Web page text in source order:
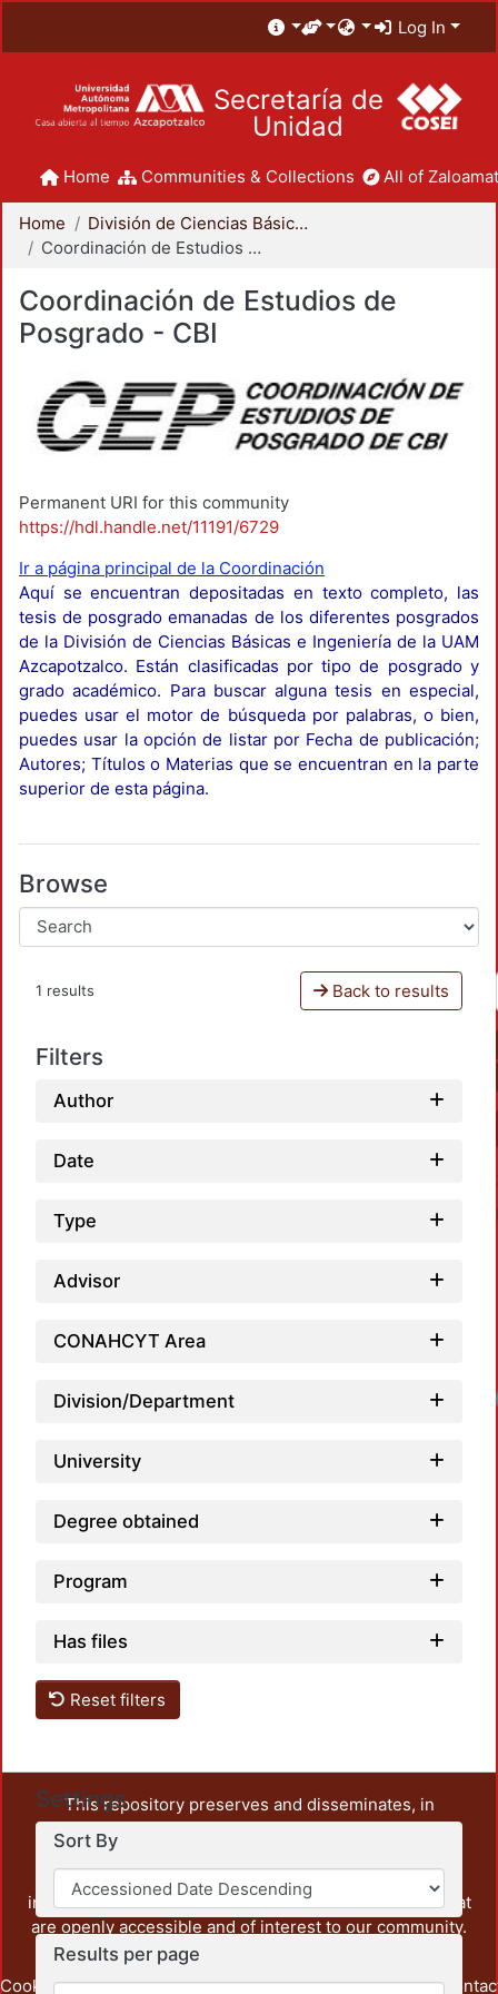
Log In
Secretaría de
Unidad
Home Communities & Collections All of
Home
División de Ciencias Básicas e Ingeniería
Coordinación de Estudios de Posgrado - CBI
Coordinación de Estudios de
Posgrado - CBI
Permanent URI for this community
https://hdl.handle.net/11191/6729
Ir a página principal de la Coordinación
Aquí se encuentran depositadas en texto completo, las
tesis de posgrado emanadas de los diferentes posgrados
de la División de Ciencias Básicas e Ingeniería de la UAM
Azcapotzalco. Están clasificadas por tipo de posgrado y
grado académico. Para buscar alguna tesis en especial,
puedes usar el motor de búsqueda por palabras, o bien,
puedes usar la opción de listar por Fecha de publicación;
Autores; Títulos o Materias que se encuentran en la parte
superior de esta página.
Browse
1 results Back to results
Filters
Author
Date
Type
Advisor
CONAHCYT Area
Division/Department
University
Degree obtained
Program
Has files
Reset filters
Settings
Sort By
Results per page
This repository preserves and disseminates, in
unrestricted open access, the teaching and research
output of UAM Azcapotzalco. It also includes some
administrative and graphic documents from the
institution, as well as content from other institutions that
are openly accessible and of interest to our community.
Cookie Privacy End User Send